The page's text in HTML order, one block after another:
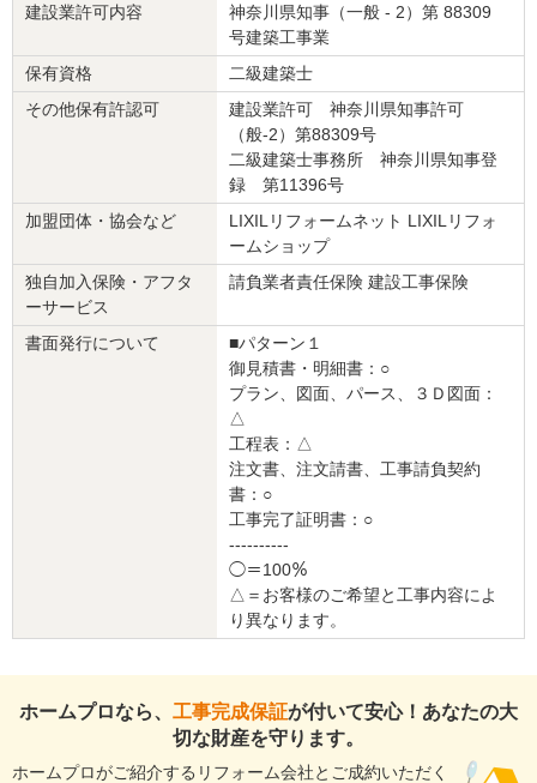
してもらいましたが、養生が完璧でした。実は自分も同じ関係の仕
事をしていて判りますので、プロの視点で観察していましたが、配
慮ある仕事ぶりに感心しました。今回リフォームをした結果、利用
前の期待度と比較してまあまあ満足できました。また施工の技術や
内容は支払った金額に対して妥当ではないかと思っています。ダイ
ニングが明るく使い勝手が良くなって家族一同が大変喜んでおりま
す。今後またリフォームの機会がありましたら、是非こちらの会社
リフォーム会社からの返答
この度は内装リフォームの工事をご依頼いただき誠にありがとうご
元建築関係のお客様からお褒めの言葉を頂き光栄でございます。
今回の工事はお客様がご自身で設計された住宅のリフォーム工事と
いう事で、当時の住宅設計のお話も色々と教えて頂き大変勉強にな
りました。今回の工事もお客様が設計したものを施工させていただ
きましたが、弊社としましても意匠的に素晴らしい仕上がりになっ
また機会がございましたら、お客様の設計を弊社にて施工できれば
今後ともよろしくお願い申し上げます。
建物のタイプ
：
施工地
：神奈川県 平塚市
工事完了日
建設業許可内容
神奈川県知事（一般 - 2）第 88309
号建築工事業
保有資格
二級建築士
その他保有許認可
建設業許可 神奈川県知事許可
（般-2）第88309号
二級建築士事務所 神奈川県知事登
録 第11396号
加盟団体・協会など
LIXILリフォームネット LIXILリフォ
ームショップ
独自加入保険・アフタ
ーサービス
請負業者責任保険 建設工事保険
書面発行について
■パターン１
御見積書・明細書：○
プラン、図面、パース、３Ｄ図面：
△
工程表：△
注文書、注文請書、工事請負契約
書：○
工事完了証明書：○
----------
◯＝100％
△＝お客様のご希望と工事内容によ
り異なります。
ホームプロなら、 工事完成保証が付いて安心！あなたの大
切な財産を守ります。
ホームプロがご紹介するリフォーム会社とご成約いただく